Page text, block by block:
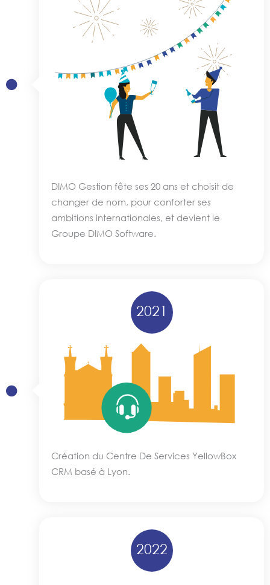
DIMO Gestion fête ses 20 ans et choisit de
changer de nom, pour conforter ses
ambitions internationales, et devient le
Groupe DIMO Software.
2021
Création du Centre De Services YellowBox
CRM basé à Lyon.
2022